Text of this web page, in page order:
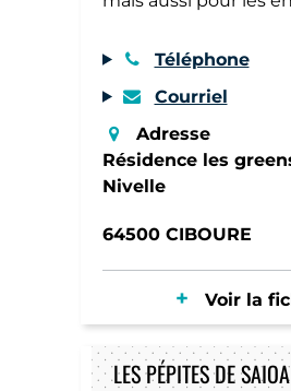
Téléphone
Courriel
Adresse
Résidence les
Nivelle
64500 CIBOURE
Voir la
LES PÉPITES DE SAIOA